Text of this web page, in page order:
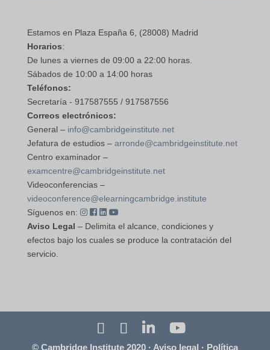
Estamos en Plaza España 6, (28008) Madrid
Horarios:
De lunes a viernes de 09:00 a 22:00 horas.
Sábados de 10:00 a 14:00 horas
Teléfonos:
Secretaría - 917587555 / 917587556
Correos electrónicos:
General – info@cambridgeinstitute.net
Jefatura de estudios – arronde@cambridgeinstitute.net
Centro examinador –
examcentre@cambridgeinstitute.net
Videoconferencias –
videoconference@elearningcambridge.institute
Síguenos en:
Aviso Legal – Delimita el alcance, condiciones y
efectos bajo los cuales se produce la contratación del
servicio.
© Cambridge Institute 2020 · Aviso legal · Política